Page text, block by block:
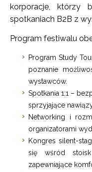
korporacje, którzy
spotkaniach B2B z
Program festiwalu
Program Study
poznanie
wystawców.
Spotkania 1:1 –
sprzyjające
Networking i
organizatorami
Kongres silent-
się wśród
zapewniające